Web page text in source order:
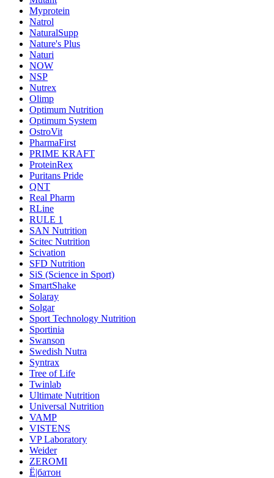
Myprotein
Natrol
NaturalSupp
Nature's Plus
Naturi
NOW
NSP
Nutrex
Olimp
Optimum Nutrition
Optimum System
OstroVit
PharmaFirst
PRIME KRAFT
ProteinRex
Puritans Pride
QNT
Real Pharm
RLine
RULE 1
SAN Nutrition
Scitec Nutrition
Scivation
SFD Nutrition
SiS (Science in Sport)
SmartShake
Solaray
Solgar
Sport Technology Nutrition
Sportinia
Swanson
Swedish Nutra
Syntrax
Tree of Life
Twinlab
Ultimate Nutrition
Universal Nutrition
VAMP
VISTENS
VP Laboratory
Weider
ZEROMI
Ё|батон